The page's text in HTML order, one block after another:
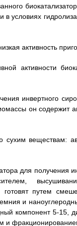
условиях
активность
активности
инвертного
он содержит
веществам:
для получения
готовят путем
и
компонент 5-15,
и